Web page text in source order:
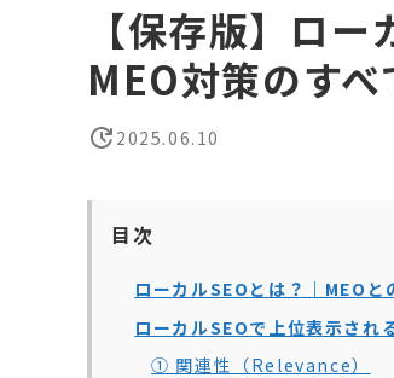
【保存版】ロ
MEO対策のすべ
2025.06.10
目次
ローカルSEOとは？｜MEOと
ローカルSEOで上位表示され
① 関連性（Relevance）